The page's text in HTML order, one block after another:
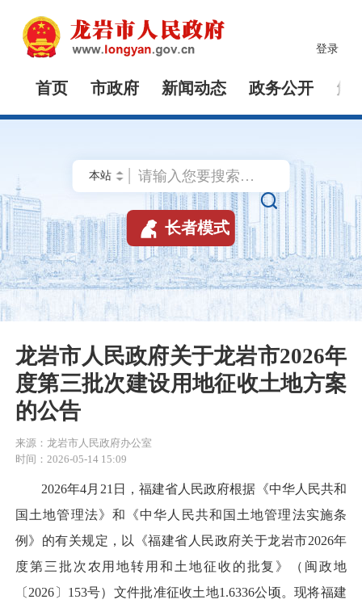
登录
首页 市政府 新闻动态 政务公开 解

 长者模式
龙岩市人民政府关于龙岩市2026年
度第三批次建设用地征收土地方案
的公告
来源：龙岩市人民政府办公室
时间：2026-05-14 15:09
2026年4月21日，福建省人民政府根据《中华人民共和
国土地管理法》和《中华人民共和国土地管理法实施条
例》的有关规定，以《福建省人民政府关于龙岩市2026年
度第三批次农用地转用和土地征收的批复》（闽政地
〔2026〕153号）文件批准征收土地1.6336公顷。现将福建